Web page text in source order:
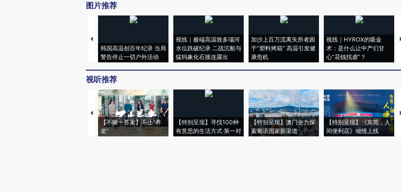
图片推荐
韩国高温创百年纪录 当局
警告停止一切户外活动
视线｜极端高温致多瑙河
水位跌破纪录 二战沉船与
猛犸象化石接连露出
加沙上百万流离失所者困
于“塑料烤箱” 高温引发健
康危机
视线｜HYROX的吸金
术：是什么让中产们甘
心“花钱找虐”？
视听推荐
【不唯一答案】不止“养
老”
【特别呈现】寻找100种
有意思的生活方式·第一对
【特别呈现】澳门全力探
索葡语国家新渠道
【特别呈现】《东莞，人
间便利店》倾情上线